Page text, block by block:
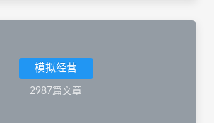
模拟经营
2987篇文章